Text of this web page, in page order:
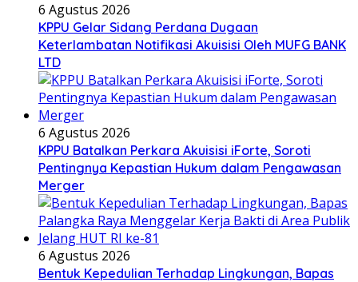
6 Agustus 2026
KPPU Gelar Sidang Perdana Dugaan
Keterlambatan Notifikasi Akuisisi Oleh MUFG BANK
LTD
6 Agustus 2026
KPPU Batalkan Perkara Akuisisi iForte, Soroti
Pentingnya Kepastian Hukum dalam Pengawasan
Merger
6 Agustus 2026
Bentuk Kepedulian Terhadap Lingkungan, Bapas